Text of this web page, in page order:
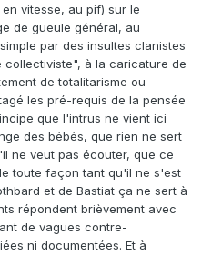
vitesse, au pif) sur le
de gueule général, au
par des insultes clanistes
à la caricature de
de totalitarisme ou
les pré-requis de la pensée
que l'intrus ne vient ici
des bébés, que rien ne sert
ne veut pas écouter, que ce
toute façon tant qu'il ne s'est
et de Bastiat ça ne sert à
répondent brièvement avec
de vagues contre-
ni documentées. Et à